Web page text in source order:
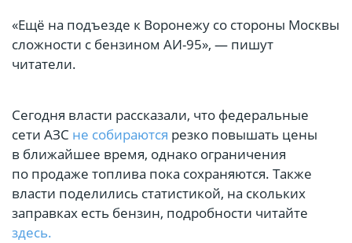
«Ещё на подъезде к Воронежу со стороны Москвы
сложности с бензином АИ-95», — пишут
читатели.
Сегодня власти рассказали, что федеральные
сети АЗС не собираются резко повышать цены
в ближайшее время, однако ограничения
по продаже топлива пока сохраняются. Также
власти поделились статистикой, на скольких
заправках есть бензин, подробности читайте
здесь.